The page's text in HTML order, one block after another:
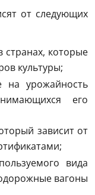
от следующих
которые
культуры;
на урожайность
его
зависит от
вида
вагоны